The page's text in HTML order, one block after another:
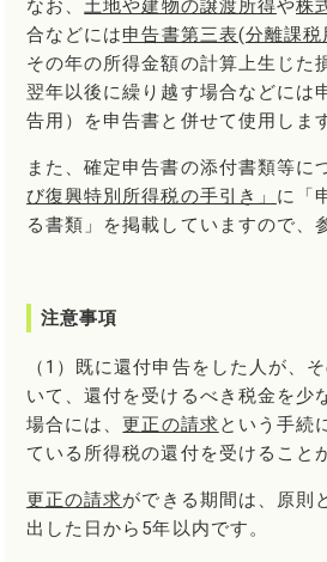
なお、土地や建物の譲渡所得や株
合などには申告書第三表(分離課
その年の所得金額の計算上生じた
翌年以後に繰り越す場合などには
告用）を申告書と併せて使用しま
また、確定申告書の添付書類等に
び復興特別所得税の手引き」 に「
る書類」を掲載していますので、
注意事項
（1）既に還付申告をした人が、
いて、還付を受けるべき税金を少
場合には、更正の請求という手続
ている所得税の還付を受けること
更正の請求ができる期間は、原則
出した日から5年以内です。